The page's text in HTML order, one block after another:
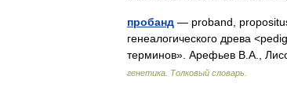
пробанд — proband,
генеалогического древа
терминов». Арефьев В.А.,
генетика. Толковый словарь.